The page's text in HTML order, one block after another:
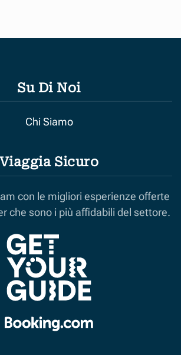
Su Di Noi
Chi Siamo
Viaggia Sicuro
con le migliori esperienze offerte
che sono i più affidabili del settore.